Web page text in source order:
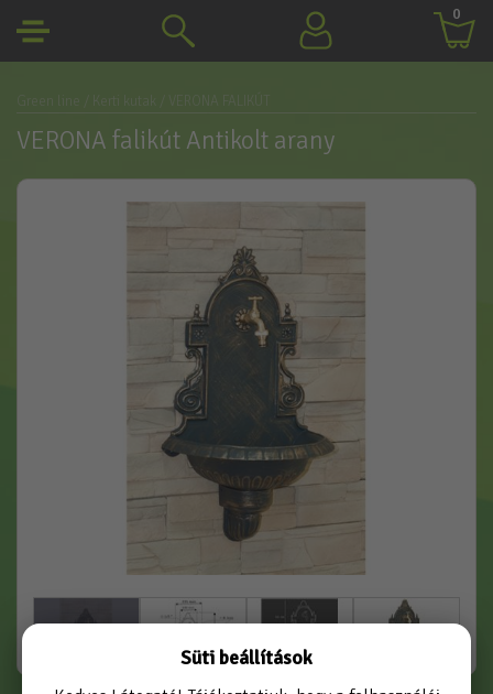
0
VERONA falikút Antikolt arany
Süti beállítások